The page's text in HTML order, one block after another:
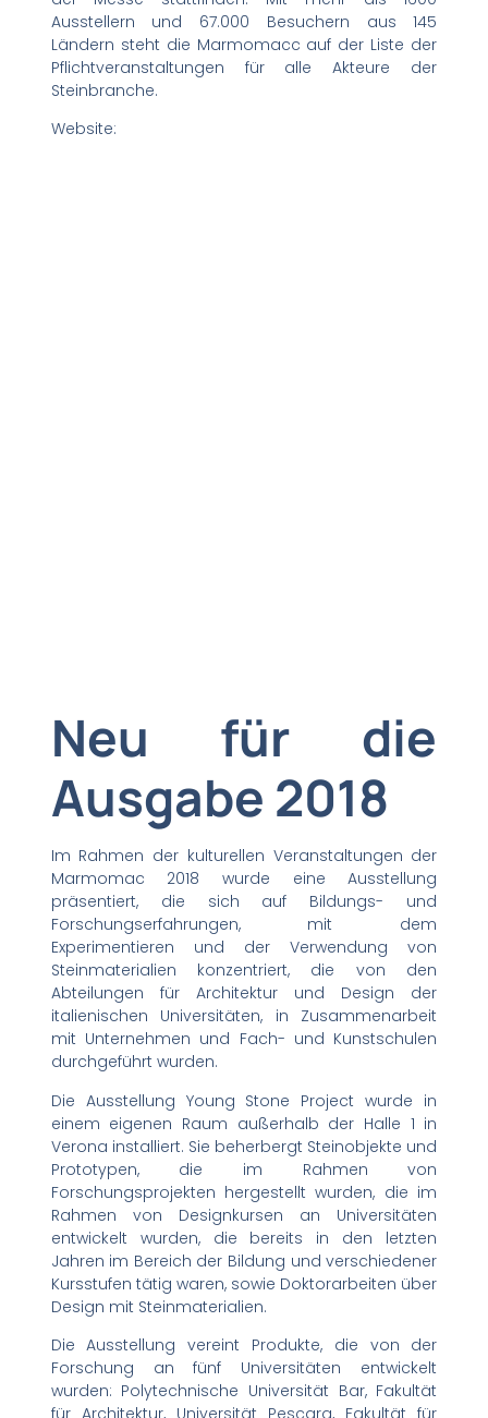
Ausstellern und 67.000 Besuchern aus 145
Ländern steht die Marmomacc auf der Liste der
Pflichtveranstaltungen für alle Akteure der
Steinbranche.
Website:
Neu für die
Ausgabe 2018
Im Rahmen der kulturellen Veranstaltungen der
Marmomac 2018 wurde eine Ausstellung
präsentiert, die sich auf Bildungs- und
Forschungserfahrungen, mit dem
Experimentieren und der Verwendung von
Steinmaterialien konzentriert, die von den
Abteilungen für Architektur und Design der
italienischen Universitäten, in Zusammenarbeit
mit Unternehmen und Fach- und Kunstschulen
durchgeführt wurden.
Die Ausstellung Young Stone Project wurde in
einem eigenen Raum außerhalb der Halle 1 in
Verona installiert. Sie beherbergt Steinobjekte und
Prototypen, die im Rahmen von
Forschungsprojekten hergestellt wurden, die im
Rahmen von Designkursen an Universitäten
entwickelt wurden, die bereits in den letzten
Jahren im Bereich der Bildung und verschiedener
Kursstufen tätig waren, sowie Doktorarbeiten über
Design mit Steinmaterialien.
Die Ausstellung vereint Produkte, die von der
Forschung an fünf Universitäten entwickelt
wurden: Polytechnische Universität Bar, Fakultät